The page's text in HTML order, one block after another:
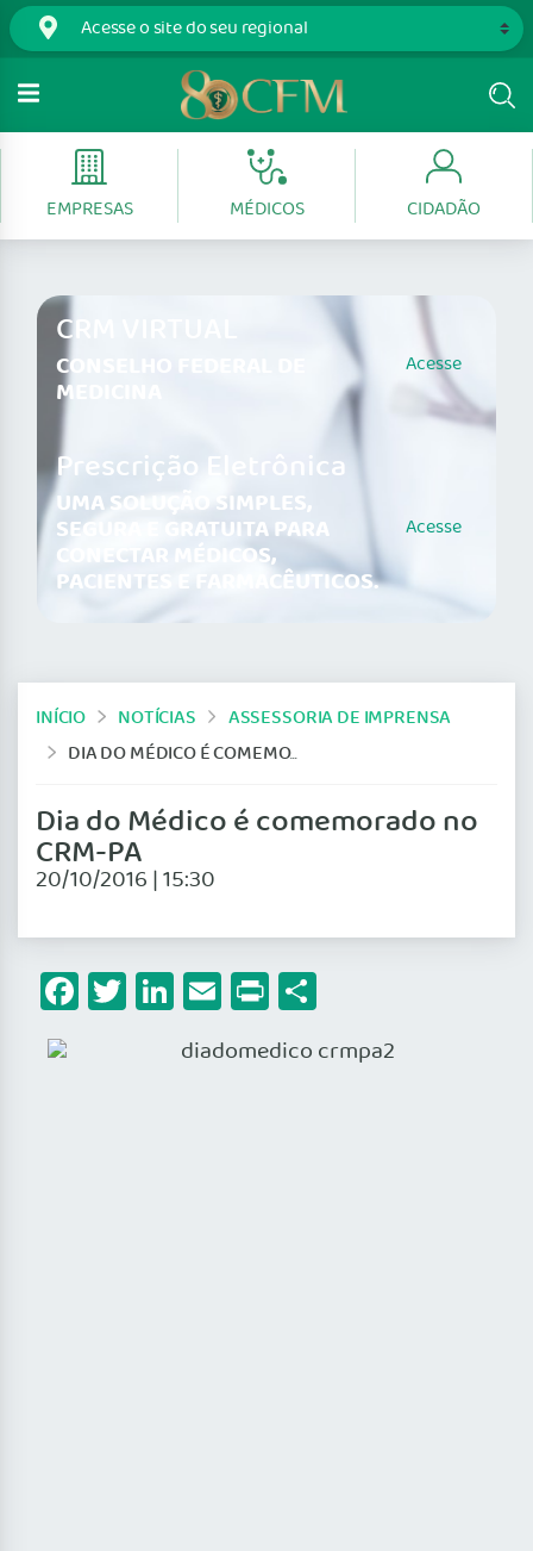
EMPRESAS MÉDICOS CIDADÃO
CRM VIRTUAL
CONSELHO FEDERAL DE
MEDICINA
Acesse
Prescrição Eletrônica
UMA SOLUÇÃO SIMPLES,
SEGURA E GRATUITA PARA
CONECTAR MÉDICOS,
PACIENTES E FARMACÊUTICOS.
Acesse
INÍCIO NOTÍCIAS
ASSESSORIA DE IMPRENSA
DIA DO MÉDICO É COMEMORADO NO CRM-PA
Dia do Médico é comemorado no
CRM-PA
20/10/2016 | 15:30
Facebook
Twitter
LinkedIn
Email
Print